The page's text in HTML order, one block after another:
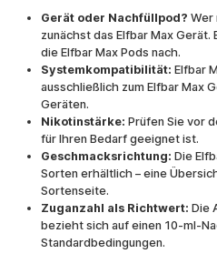
Gerät oder Nachfüllpod? Wer
zunächst das Elfbar Max Gerät.
die Elfbar Max Pods nach.
Systemkompatibilität: Elfbar
ausschließlich zum Elfbar Max
Geräten.
Nikotinstärke: Prüfen Sie vor
für Ihren Bedarf geeignet ist.
Geschmacksrichtung: Die
Sorten erhältlich – eine
Sortenseite.
Zuganzahl als Richtwert: Die
bezieht sich auf einen 10-ml-
Standardbedingungen.